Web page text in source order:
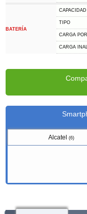
BATERÍA
CAPACIDAD
TIPO
CARGA
CARGA
Alcatel (6)